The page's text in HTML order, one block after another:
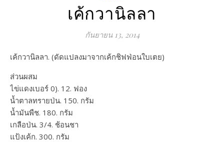
เค้กวานิลลา
กันยายน 13, 2014
เค้กวานิลลา. (ดัดแปลงมาจากเค้กชิฟฟ่อนใบเตย)
ส่วนผสม
ไข่แดงเบอร์ 0). 12. ฟอง
น้ำตาลทรายป่น. 150. กรัม
น้ำมันพืช. 180. กรัม
เกลือป่น. 3/4. ช้อนชา
แป้งเค้ก. 300. กรัม